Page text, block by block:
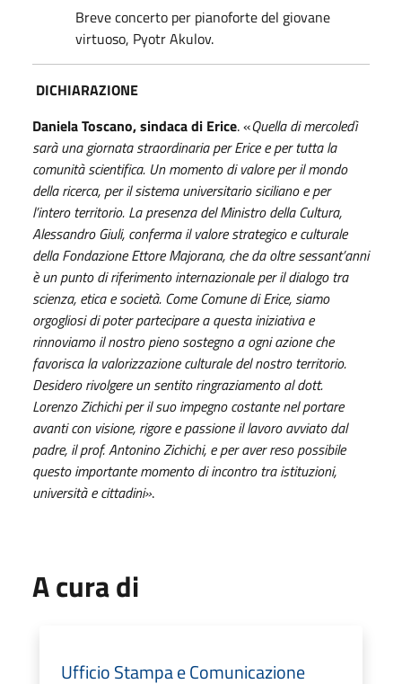
Breve concerto per pianoforte del giovane
virtuoso, Pyotr Akulov.
DICHIARAZIONE
Daniela Toscano, sindaca di Erice. «Quella di mercoledì
sarà una giornata straordinaria per Erice e per tutta la
comunità scientifica. Un momento di valore per il mondo
della ricerca, per il sistema universitario siciliano e per
l’intero territorio. La presenza del Ministro della Cultura,
Alessandro Giuli, conferma il valore strategico e culturale
della Fondazione Ettore Majorana, che da oltre sessant’anni
è un punto di riferimento internazionale per il dialogo tra
scienza, etica e società. Come Comune di Erice, siamo
orgogliosi di poter partecipare a questa iniziativa e
rinnoviamo il nostro pieno sostegno a ogni azione che
favorisca la valorizzazione culturale del nostro territorio.
Desidero rivolgere un sentito ringraziamento al dott.
Lorenzo Zichichi per il suo impegno costante nel portare
avanti con visione, rigore e passione il lavoro avviato dal
padre, il prof. Antonino Zichichi, e per aver reso possibile
questo importante momento di incontro tra istituzioni,
università e cittadini».
A cura di
Ufficio Stampa e Comunicazione